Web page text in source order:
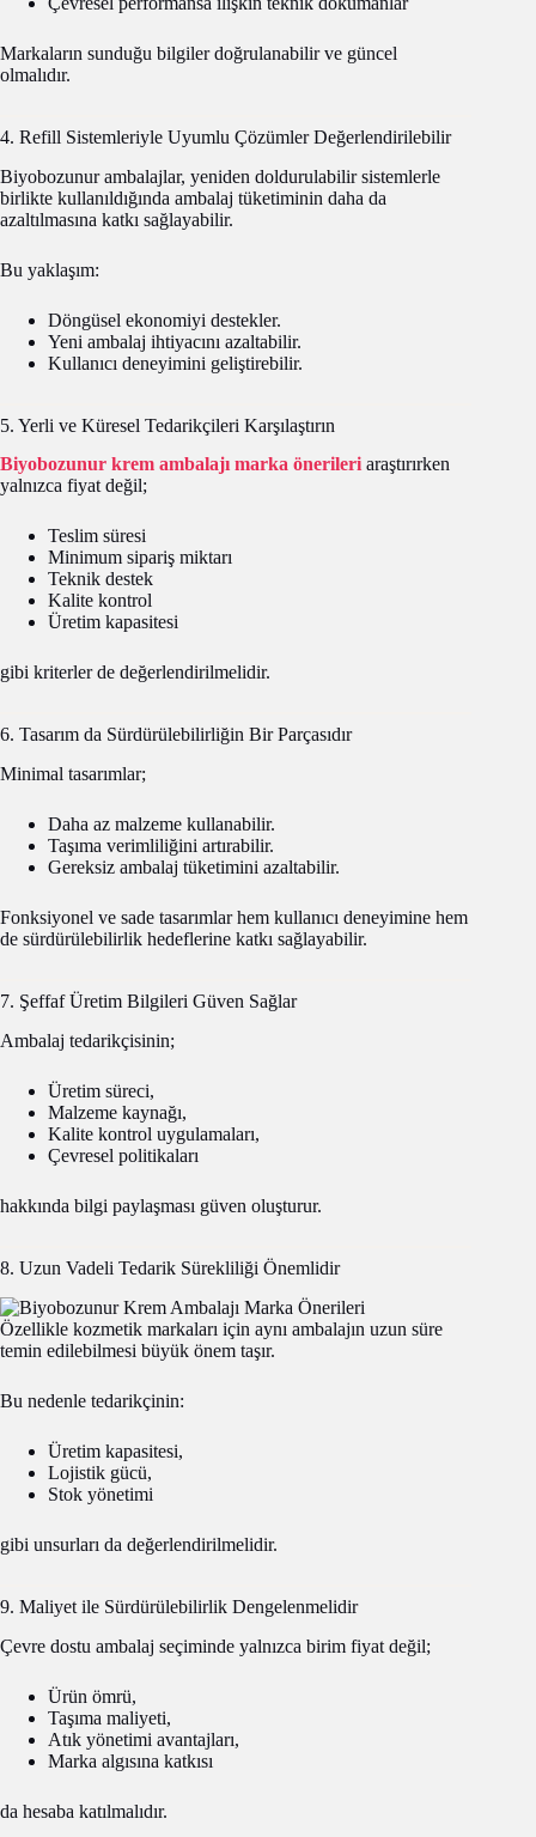
Markaların sunduğu bilgiler doğrulanabilir ve güncel
olmalıdır.
4. Refill Sistemleriyle Uyumlu Çözümler Değerlendirilebilir
Biyobozunur ambalajlar, yeniden doldurulabilir sistemlerle
birlikte kullanıldığında ambalaj tüketiminin daha da
azaltılmasına katkı sağlayabilir.
Bu yaklaşım:
Döngüsel ekonomiyi destekler.
Yeni ambalaj ihtiyacını azaltabilir.
Kullanıcı deneyimini geliştirebilir.
5. Yerli ve Küresel Tedarikçileri Karşılaştırın
Biyobozunur krem ambalajı marka önerileriaraştırırken
yalnızca fiyat değil;
Teslim süresi
Minimum sipariş miktarı
Teknik destek
Kalite kontrol
Üretim kapasitesi
gibi kriterler de değerlendirilmelidir.
6. Tasarım da Sürdürülebilirliğin Bir Parçasıdır
Minimal tasarımlar;
Daha az malzeme kullanabilir.
Taşıma verimliliğini artırabilir.
Gereksiz ambalaj tüketimini azaltabilir.
Fonksiyonel ve sade tasarımlar hem kullanıcı deneyimine hem
de sürdürülebilirlik hedeflerine katkı sağlayabilir.
7. Şeffaf Üretim Bilgileri Güven Sağlar
Ambalaj tedarikçisinin;
Üretim süreci,
Malzeme kaynağı,
Kalite kontrol uygulamaları,
Çevresel politikaları
hakkında bilgi paylaşması güven oluşturur.
8. Uzun Vadeli Tedarik Sürekliliği Önemlidir
Özellikle kozmetik markaları için aynı ambalajın uzun süre
temin edilebilmesi büyük önem taşır.
Bu nedenle tedarikçinin:
Üretim kapasitesi,
Lojistik gücü,
Stok yönetimi
gibi unsurları da değerlendirilmelidir.
9. Maliyet ile Sürdürülebilirlik Dengelenmelidir
Çevre dostu ambalaj seçiminde yalnızca birim fiyat değil;
Ürün ömrü,
Taşıma maliyeti,
Atık yönetimi avantajları,
Marka algısına katkısı
da hesaba katılmalıdır.